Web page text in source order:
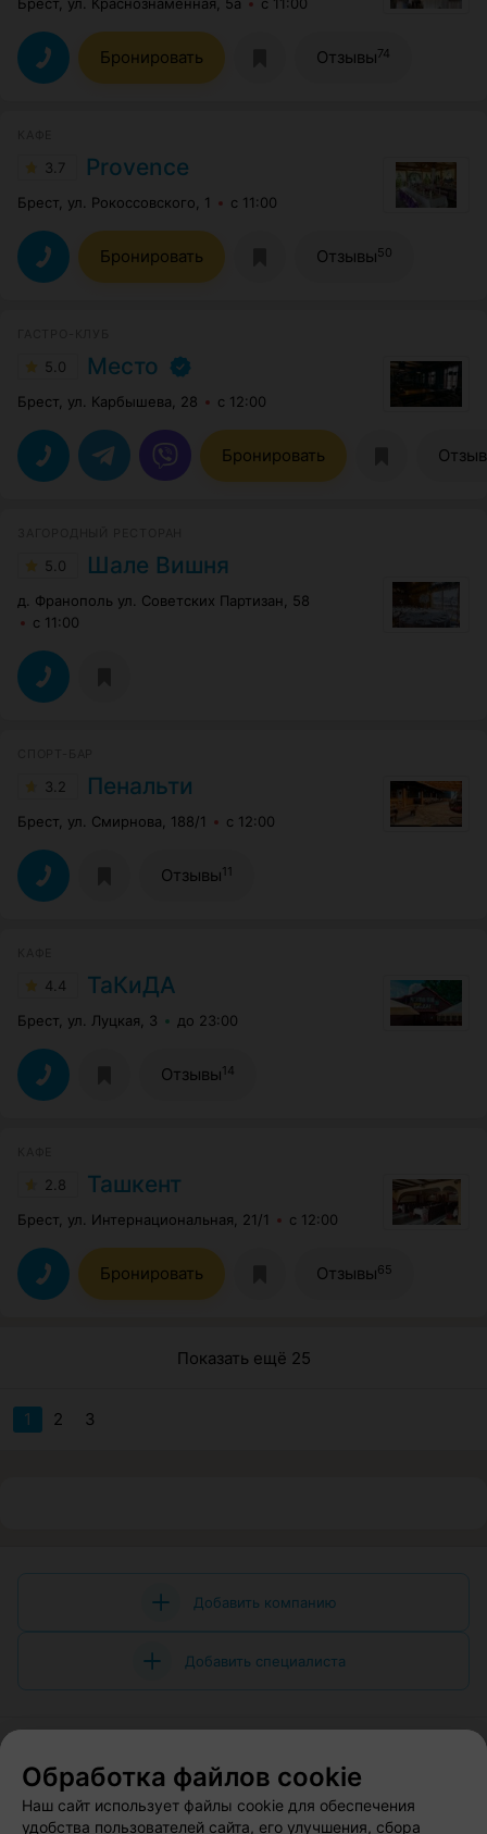
Брест, ул. Краснознаменная, 5a с 11:00
Бронировать Отзывы74
3.7 Provence
Брест, ул. Рокоссовского, 1 с 11:00
Бронировать Отзывы50
5.0 Место
Брест, ул. Карбышева, 28 с 12:00
Бронировать
5.0 Шале Вишня
д. Франополь ул. Cоветских Партизан, 58
с 11:00
3.2 Пенальти
Брест, ул. Смирнова, 188/1 с 12:00
Отзывы11
4.4 ТаКиДА
Брест, ул. Луцкая, 3 до 23:00
Отзывы14
2.8 Ташкент
Брест, ул. Интернациональная, 21/1 с 12:00
Бронировать Отзывы65
Показать ещё 25
1 2 3
Добавить компанию
Добавить специалиста
О проекте Новости проекта
Вакансии
Публичный договор Способы оплаты
Обработка файлов cookie
Наш сайт использует файлы cookie для обеспечения
удобства пользователей сайта, его улучшения, сбора